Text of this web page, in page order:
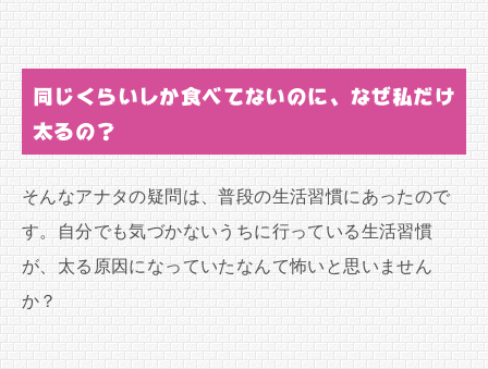
同じくらいしか食べてないのに、なぜ私だけ
太るの？
そんなアナタの疑問は、普段の生活習慣にあったので
す。自分でも気づかないうちに行っている生活習慣
が、太る原因になっていたなんて怖いと思いません
か？